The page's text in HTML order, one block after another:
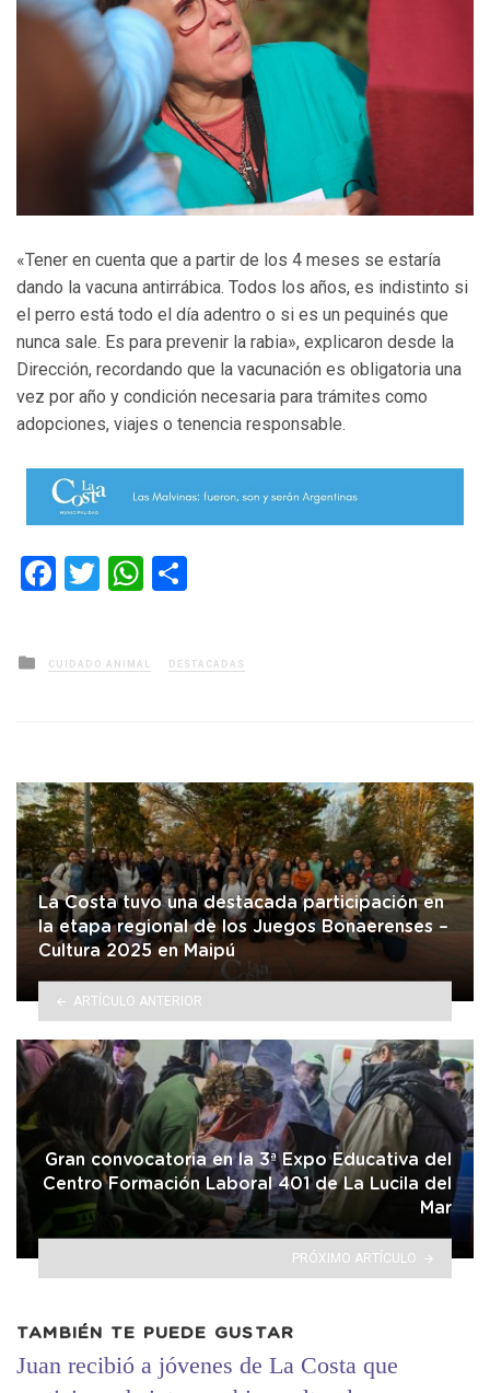
«Tener en cuenta que a partir de los 4 meses se estaría
dando la vacuna antirrábica. Todos los años, es indistinto si
el perro está todo el día adentro o si es un pequinés que
nunca sale. Es para prevenir la rabia», explicaron desde la
Dirección, recordando que la vacunación es obligatoria una
vez por año y condición necesaria para trámites como
adopciones, viajes o tenencia responsable.
Facebook
TwitterWhatsApp
Posted
in
CUIDADO ANIMAL DESTACADAS
La Costa tuvo una destacada participación en
la etapa regional de los Juegos Bonaerenses –
Cultura 2025 en Maipú
ARTÍCULO ANTERIOR
Gran convocatoria en la 3ª Expo Educativa del
Centro Formación Laboral 401 de La Lucila del
Mar
PRÓXIMO ARTÍCULO
TAMBIÉN TE PUEDE GUSTAR
Juan recibió a jóvenes de La Costa que